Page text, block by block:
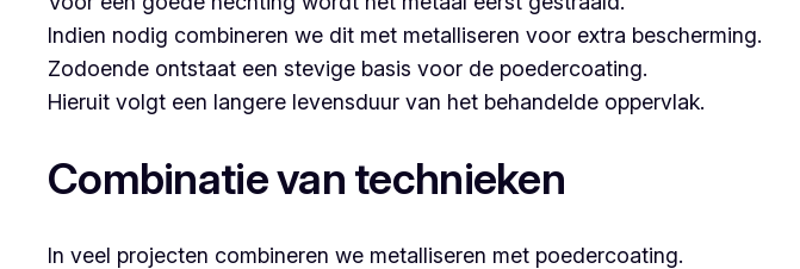
Indien nodig combineren we dit met metalliseren voor extra bescherming.
Zodoende ontstaat een stevige basis voor de poedercoating.
Hieruit volgt een langere levensduur van het behandelde oppervlak.
Combinatie van technieken
In veel projecten combineren we metalliseren met poedercoating.